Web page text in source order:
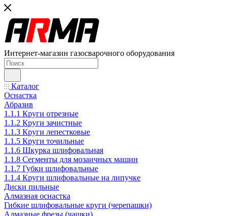
Интернет-магазин газосварочного оборудования
Каталог
Оснастка
Абразив
1.1.1 Круги отрезные
1.1.2 Круги зачистные
1.1.3 Круги лепестковые
1.1.5 Круги точильные
1.1.6 Шкурка шлифовальная
1.1.8 Сегменты для мозаичных машин
1.1.7 Губки шлифовальные
1.1.4 Круги шлифовальные на липучке
Диски пильные
Алмазная оснастка
Гибкие шлифовальные круги (черепашки)
Алмазные фрезы (чашки)